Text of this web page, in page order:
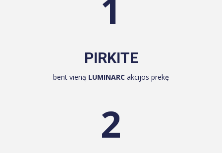
PIRKITE
bent vieną LUMINARC akcijos prekę
2